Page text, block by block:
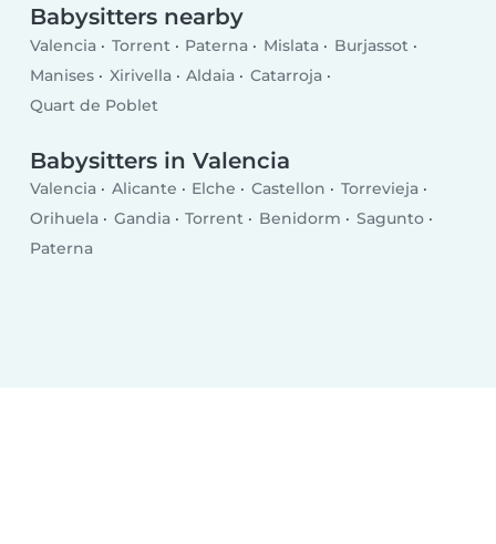
Babysitters nearby
Valencia Torrent Paterna Mislata
Burjassot
Manises
Xirivella Aldaia
Catarroja
Quart de Poblet
Babysitters in Valencia
Valencia Alicante Elche Castellon
Torrevieja
Orihuela
Gandia Torrent Benidorm
Sagunto
Paterna